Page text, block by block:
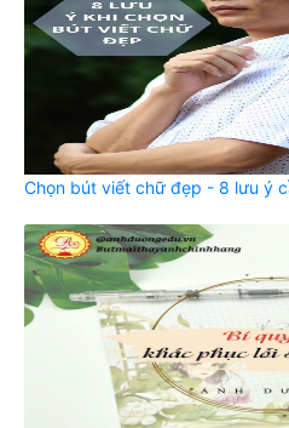
Chọn bút viết chữ đẹp - 8 lưu ý